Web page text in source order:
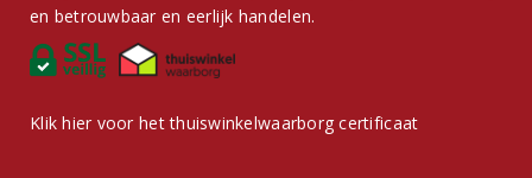
en betrouwbaar en eerlijk handelen.
Klik hier voor het thuiswinkelwaarborg certificaat